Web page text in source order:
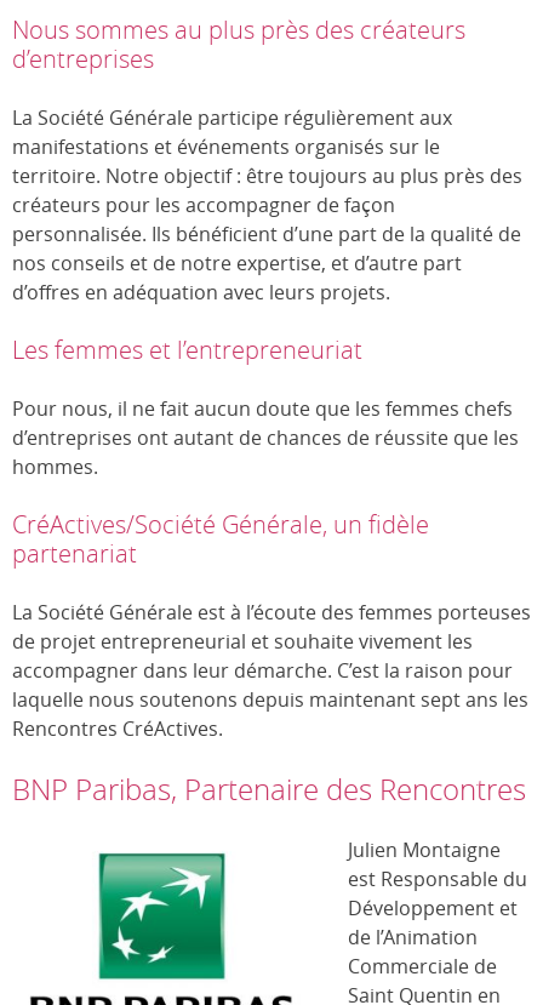
Nous sommes au plus près des créateurs
d’entreprises
La Société Générale participe régulièrement aux
manifestations et événements organisés sur le
territoire. Notre objectif : être toujours au plus près des
créateurs pour les accompagner de façon
personnalisée. Ils bénéficient d’une part de la qualité de
nos conseils et de notre expertise, et d’autre part
d’offres en adéquation avec leurs projets.
Les femmes et l’entrepreneuriat
Pour nous, il ne fait aucun doute que les femmes chefs
d’entreprises ont autant de chances de réussite que les
hommes.
CréActives/Société Générale, un fidèle
partenariat
La Société Générale est à l’écoute des femmes porteuses
de projet entrepreneurial et souhaite vivement les
accompagner dans leur démarche. C’est la raison pour
laquelle nous soutenons depuis maintenant sept ans les
Rencontres CréActives.
BNP Paribas, Partenaire des Rencontres
Julien Montaigne
est Responsable du
Développement et
de l’Animation
Commerciale de
Saint Quentin en